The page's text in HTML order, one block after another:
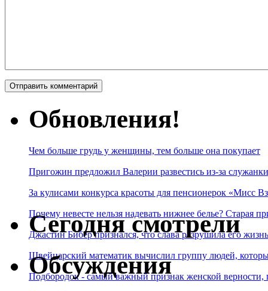
Обновления!
Чем больше грудь у женщины, тем больше она покупает
Пригожин предложил Валерии развестись из-за
За кулисами конкурса красоты для пенсионерок «Мисс
Почему невесте нельзя надевать нижнее белье? Старая
Джастин Бибер признался, что слава разрушила его
Швейцарский математик вычислил группу людей,
Подбородок - самый важный признак женской
Сегодня смотрели
Обсуждения